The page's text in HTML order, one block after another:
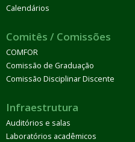
Calendários
Comitês / Comissões
COMFOR
Comissão de Graduação
Comissão Disciplinar Discente
Infraestrutura
Auditórios e salas
Laboratórios acadêmicos